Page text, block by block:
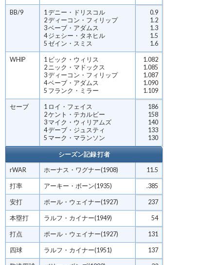
BB/9
1 デニー・ドリスコル
2 ディーコン・フィリップ
3 ベーブ・アダムス
4 ジェシー・タネヒル
5 ゼイン・スミス
0.9
1.2
1.3
1.5
1.6
WHIP
1 ビック・ウィリス
2 ニック・マドックス
3 ディーコン・フィリップ
4 ベーブ・アダムス
5 フランク・ミラー
1.082
1.085
1.087
1.090
1.109
セーブ
1 ロイ・フェイス
2 ケント・テカルビー
3 マイク・ウィリアムズ
4 デーブ・ジュスティ
5 マーク・マランソン
186
158
140
133
130
シーズン記録 打者
rWAR ホーナス・ワグナー(1908) 11.5
打率 アーキー・ボーン(1935) .385
安打 ポール・ウェイナー(1927) 237
本塁打 ラルフ・カイナー(1949) 54
打点 ポール・ウェイナー(1927) 131
四球 ラルフ・カイナー(1951) 137